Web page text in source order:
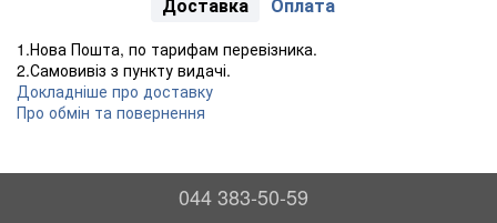
Доставка Оплата
1.Нова Пошта, по тарифам перевізника.
2.Самовивіз з пункту видачі.
Докладніше про доставку
Про обмін та повернення
044 383-50-59